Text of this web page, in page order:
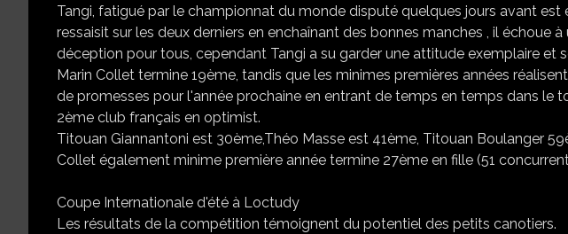
Tangi, fatigué par le championnat du monde disputé quelques jours avant est
ressaisit sur les deux derniers en enchaînant des bonnes manches , il échoue
déception pour tous, cependant Tangi a su garder une attitude exemplaire et
Marin Collet termine 19ème, tandis que les minimes premières années
de promesses pour l'année prochaine en entrant de temps en temps dans le
2ème club français en optimist.
Titouan Giannantoni est 30ème,Théo Masse est 41ème, Titouan Boulanger
Collet également minime première année termine 27ème en fille (51
Coupe Internationale d'été à Loctudy
Les résultats de la compétition témoignent du potentiel des petits canotiers.